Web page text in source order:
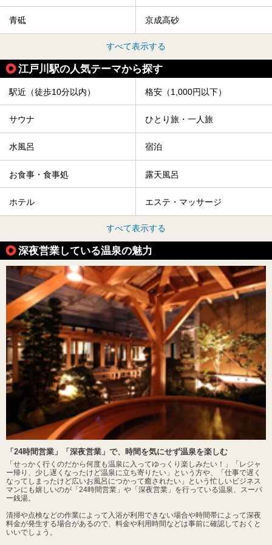
青砥 京成高砂
すべて表示する
江戸川駅の人気テーマから探す
駅近（徒歩10分以内） 格安（1,000円以下）
サウナ ひとり旅・一人旅
水風呂 宿泊
お食事・食事処 露天風呂
ホテル エステ・マッサージ
すべて表示する
深夜営業している温泉の魅力
「24時間営業」「深夜営業」で、時間を気にせず温泉を楽しむ
「せっかく行くのだから何度も温泉に入ってゆっくり楽しみたい！」「レジャ
ー帰り、少し遅くなったけど温泉に立ち寄りたい」という方や、「仕事で遅く
なってしまったけど広いお風呂につかって癒されたい」という忙しいビジネス
マンにも嬉しいのが「24時間営業」や「深夜営業」を行っている温泉、スーパ
ー銭湯。
清掃や点検などの作業によって入浴が利用できない場合や時間帯によって深夜
料金が発生する場合があるので、料金や利用時間などは事前に確認しておくと
いいでしょう。